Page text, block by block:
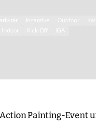
Incentive Outdoor
Indoor Kick-Off JGA
Painting-Event